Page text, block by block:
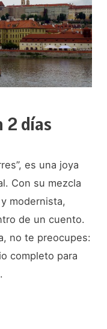
2 días
es una joya
Con su mezcla
modernista,
de un cuento.
no te preocupes:
completo para